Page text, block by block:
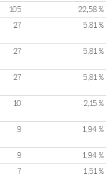
105 22,58 %
27 5,81 %
27 5,81 %
27 5,81 %
10 2,15 %
9 1,94 %
9 1,94 %
7 1,51 %